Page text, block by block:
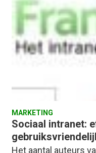
MARKETING
Sociaal intranet:
Het aantal auteurs